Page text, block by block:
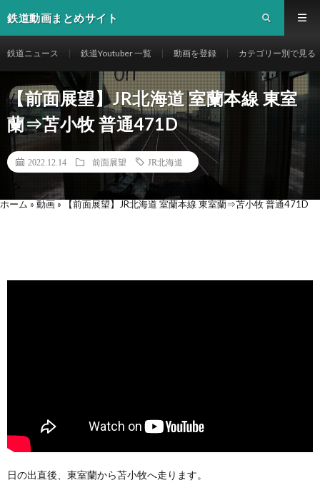
鉄道動画まとめサイト
鉄道ニュース 鉄道Youtuber 一覧 動画を登録 カテゴリー別で見る
【前面展望】JR北海道 室蘭本線 東室
蘭⇒苫小牧 普通471D
2022.12.14 前面展望 JR北海道
ホーム » 動画 » 【前面展望】JR北海道 室蘭本線 東室蘭⇒苫小牧 普通471D
日の出直後、東室蘭から苫小牧へ走ります。